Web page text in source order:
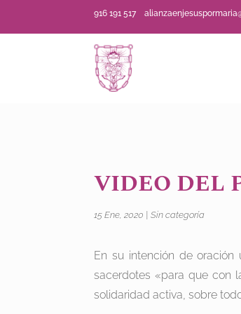
916 191 517
VIDEO DEL
15 Ene, 2020 |Sin categoría
En su intención de
sacerdotes «para que con
solidaridad activa, sobre